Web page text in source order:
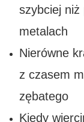
szybciej niż
metalach
Nierówne
z czasem
zębatego
Kiedy